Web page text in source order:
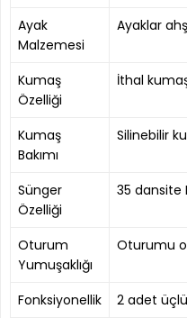
Ayak
Malzemesi
Ayaklar
Kumaş
Özelliği
İthal kumaş
Kumaş
Bakımı
Silinebilir
Sünger
Özelliği
35 dansite
Oturum
Yumuşaklığı
Oturumu
Fonksiyonellik
2 adet